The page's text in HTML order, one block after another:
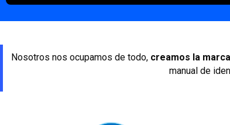
Nosotros nos ocupamos de todo, creamos la
manual de